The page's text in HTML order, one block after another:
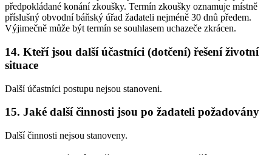
předpokládané konání zkoušky. Termín zkoušky oznamuje místně
příslušný obvodní báňský úřad žadateli nejméně 30 dnů předem.
Výjimečně může být termín se souhlasem uchazeče zkrácen.
14. Kteří jsou další účastníci (dotčení) řešení životní
situace
Další účastníci postupu nejsou stanoveni.
15. Jaké další činnosti jsou po žadateli požadovány
Další činnosti nejsou stanoveny.